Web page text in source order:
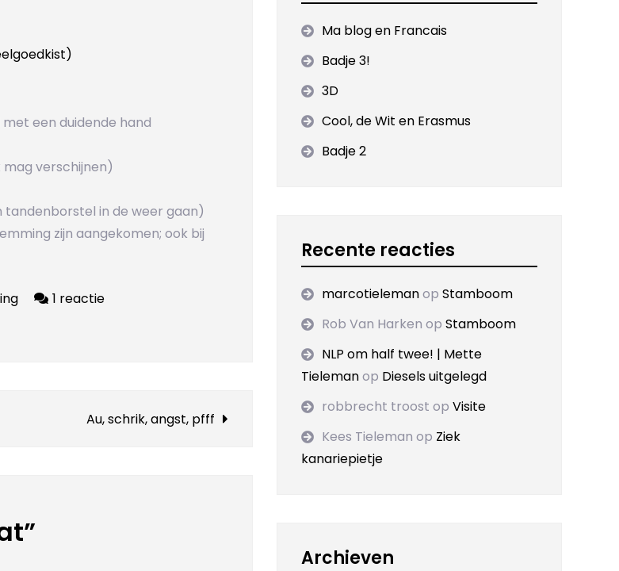
een duidende hand
verschijnen)
in de weer gaan)
zijn aangekomen; ook bij
1 reactieop
Au, schrik, angst, pfff
Ma blog en Francais
Badje 3!
3D
Cool, de Wit en Erasmus
Badje 2
Recente reacties
marcotielemanop Stamboom
Rob Van Harken op Stamboom
NLP om half twee! | Mette
Tielemanop Diesels uitgelegd
robbrecht troost op Visite
Kees Tieleman op Ziek
kanariepietje
Archieven